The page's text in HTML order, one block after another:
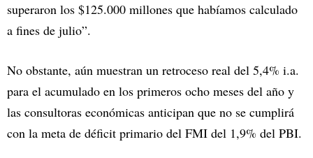
superaron los $125.000 millones que habíamos calculado
a fines de julio”.
No obstante, aún muestran un retroceso real del 5,4% i.a.
para el acumulado en los primeros ocho meses del año y
las consultoras económicas anticipan que no se cumplirá
con la meta de déficit primario del FMI del 1,9% del PBI.